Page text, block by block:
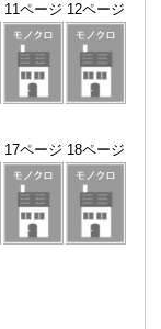
11ページ 12ページ
17ページ 18ページ